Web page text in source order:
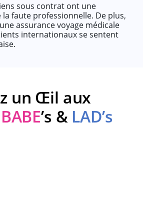
sous contrat ont une
faute professionnelle. De plus,
assurance voyage médicale
internationaux se sentent
un Œil aux
’s & LAD’s